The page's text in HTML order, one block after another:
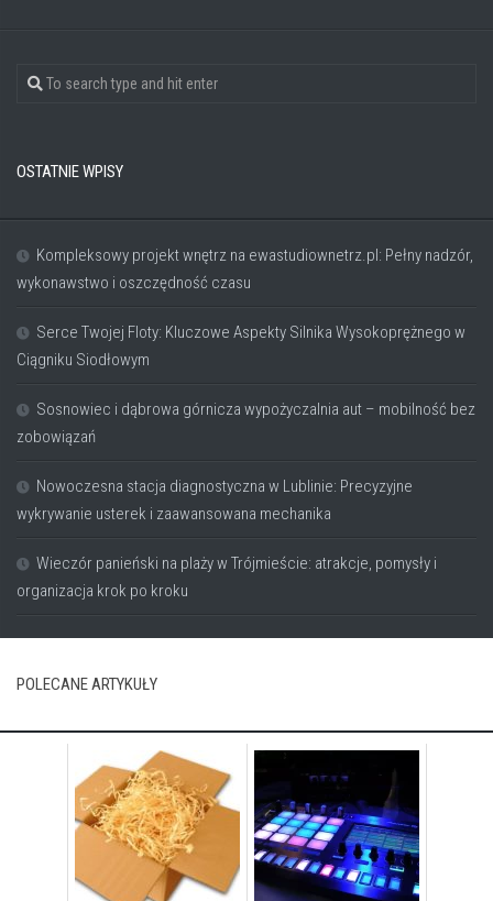
OSTATNIE WPISY
Kompleksowy projekt wnętrz na ewastudiownetrz.pl: Pełny nadzór,
wykonawstwo i oszczędność czasu
Serce Twojej Floty: Kluczowe Aspekty Silnika Wysokoprężnego w
Ciągniku Siodłowym
Sosnowiec i dąbrowa górnicza wypożyczalnia aut – mobilność bez
zobowiązań
Nowoczesna stacja diagnostyczna w Lublinie: Precyzyjne
wykrywanie usterek i zaawansowana mechanika
Wieczór panieński na plaży w Trójmieście: atrakcje, pomysły i
organizacja krok po kroku
POLECANE ARTYKUŁY